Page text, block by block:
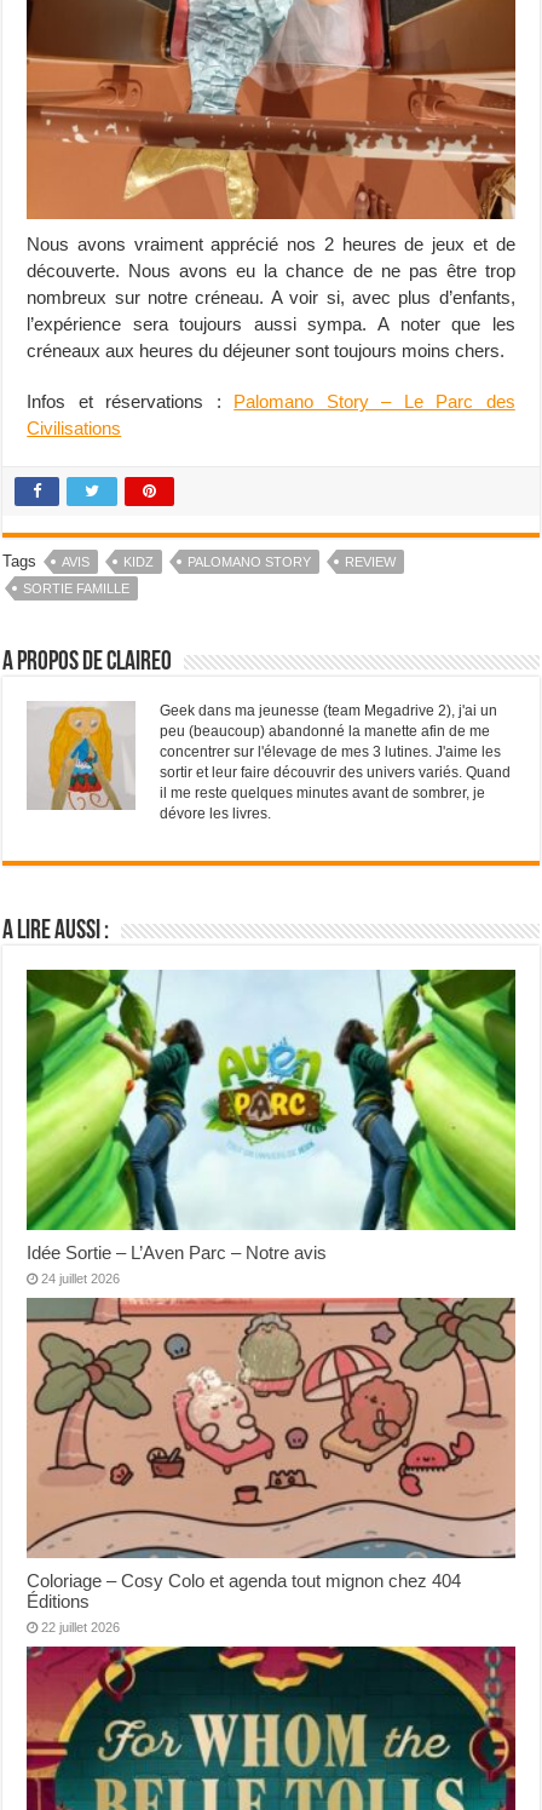
Nous avons vraiment apprécié nos 2 heures de jeux et de
découverte. Nous avons eu la chance de ne pas être trop
nombreux sur notre créneau. A voir si, avec plus d’enfants,
l’expérience sera toujours aussi sympa. A noter que les
créneaux aux heures du déjeuner sont toujours moins chers.
Infos et réservations :
Palomano Story – Le Parc des
Civilisations
Tags AVIS KIDZ PALOMANO STORY
REVIEW
SORTIE FAMILLE
A propos de ClaireO
Geek dans ma jeunesse (team Megadrive 2), j'ai un
peu (beaucoup) abandonné la manette afin de me
concentrer sur l'élevage de mes 3 lutines. J'aime les
sortir et leur faire découvrir des univers variés. Quand
il me reste quelques minutes avant de sombrer, je
dévore les livres.
A lire aussi :
Idée Sortie – L’Aven Parc – Notre avis
24 juillet 2026
Coloriage – Cosy Colo et agenda tout mignon chez 404
Éditions
22 juillet 2026